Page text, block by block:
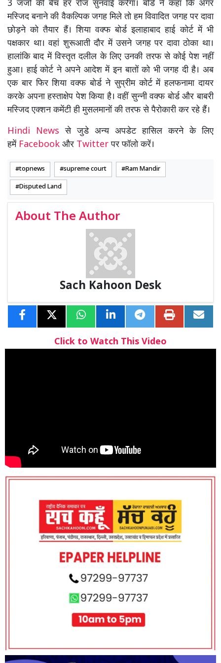
3 जजों की बेंच हर रोज सुनवाई करेगा। बोर्ड ने कहा कि अगर
मस्जिद बनाने की वैकल्पिक जगह मिले तो हम विवादित जगह पर दावा
छोड़ने को तैयार हैं। शिया वक्फ बोर्ड इलाहाबाद हाई कोर्ट में भी
पक्षकार था। वहां शुरूआती दौर में उसने जगह पर दावा ठोका था।
हालांकि बाद में विस्तृत दलील के लिए उनकी तरफ से कोई पेश नहीं
हुआ। हाई कोर्ट ने अपने आदेश में इन बातों को भी जगह दी है। अब
एक बार फिर शिया वक्फ बोर्ड ने सुप्रीम कोर्ट में हलफनामा दायर
करके अपना हस्ताक्षेप पेश किया है। वहीं सुन्नी वक्फ बोर्ड और बाबरी
मस्जिद एक्शन कमेंटी ही मुसलमानों की तरफ से पैरोकारी कर रहे हैं।
Hindi Newsसे जुडे अन्य अपडेट हासिल करने के लिए
हमें Facebook और Twitterपर फॉलो करें।
topnews supreme court Ram Mandir
Disputed Land
About The Author
Sach Kahoon Desk
Click to Watch This Video